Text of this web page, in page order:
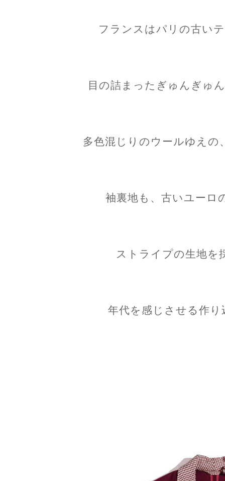
フランスはパリの古い
目の詰まったぎゅんぎゅ
多色混じりのウールゆえの
袖裏地も、古いユーロ
ストライプの生地を
年代を感じさせる作